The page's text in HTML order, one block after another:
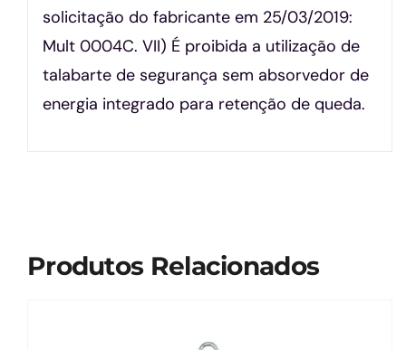
solicitação do fabricante em 25/03/2019:
Mult 0004C. VII) É proibida a utilização de
talabarte de segurança sem absorvedor de
energia integrado para retenção de queda.
Produtos Relacionados